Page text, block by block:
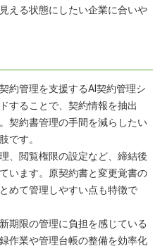
える状態にしたい企業に合いや
約管理を支援するAI契約管理シ
することで、契約情報を抽出
契約書管理の手間を減らしたい
です。
、閲覧権限の設定など、締結後
います。原契約書と変更覚書の
めて管理しやすい点も特徴で
期限の管理に負担を感じている
作業や管理台帳の整備を効率化